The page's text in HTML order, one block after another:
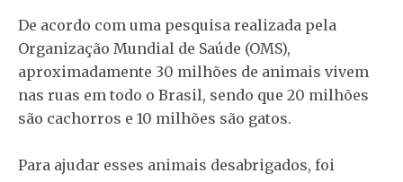
De acordo com uma pesquisa realizada pela
Organização Mundial de Saúde (OMS),
aproximadamente 30 milhões de animais vivem
nas ruas em todo o Brasil, sendo que 20 milhões
são cachorros e 10 milhões são gatos.
Para ajudar esses animais desabrigados, foi